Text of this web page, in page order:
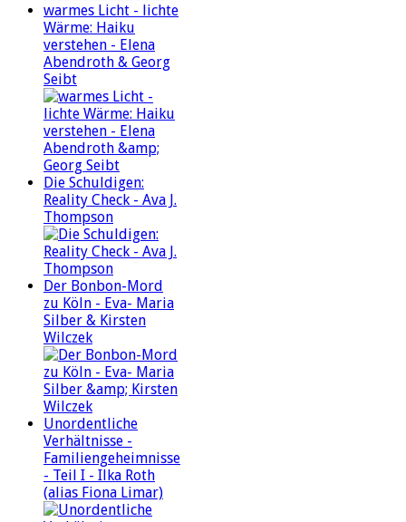
warmes Licht - lichte
Wärme: Haiku
verstehen - Elena
Abendroth & Georg
Seibt
Die Schuldigen:
Reality Check - Ava J.
Thompson
Der Bonbon-Mord
zu Köln - Eva- Maria
Silber & Kirsten
Wilczek
Unordentliche
Verhältnisse -
Familiengeheimnisse
- Teil I - Ilka Roth
(alias Fiona Limar)